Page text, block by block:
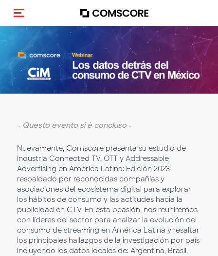
Cambia navigazione
- Questo evento si è concluso -
Nuevamente, Comscore presenta su estudio de
industria Connected TV, OTT y Addressable
Advertising en América Latina: Edición 2023
respaldado por reconocidas compañías y
asociaciones del ecosistema digital para explorar
los hábitos de consumo y las actitudes hacia la
publicidad en CTV. En esta ocasión, nos reuniremos
con líderes del sector para analizar la evolución del
consumo de streaming en América Latina y resaltar
los principales hallazgos de la investigación por país
incluyendo los datos locales de: Argentina, Brasil,